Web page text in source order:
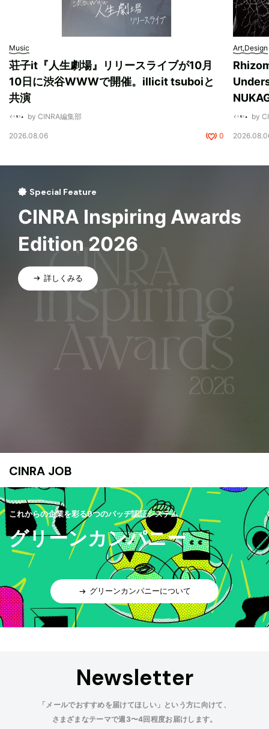
Music
荘子it『人生劇場』リリースライブが10月
10日に渋谷WWWで開催。illicit tsuboiと
共演
by CINRA編集部
2026.08.06 0
Art,Design
by
Special Feature
CINRA Inspiring Awards
Edition 2026
詳しくみる
CINRA JOB
これからの企業を彩る9つのバッヂ認証システム
グリーンカンパニー
グリーンカンパニーについて
Newsletter
「メールでおすすめを届けてほしい」という方に向けて、
さまざまなテーマで週3〜4回程度お届けします。